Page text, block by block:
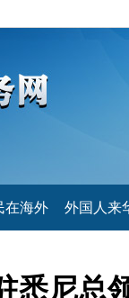
在海外 外国人来
悉尼总